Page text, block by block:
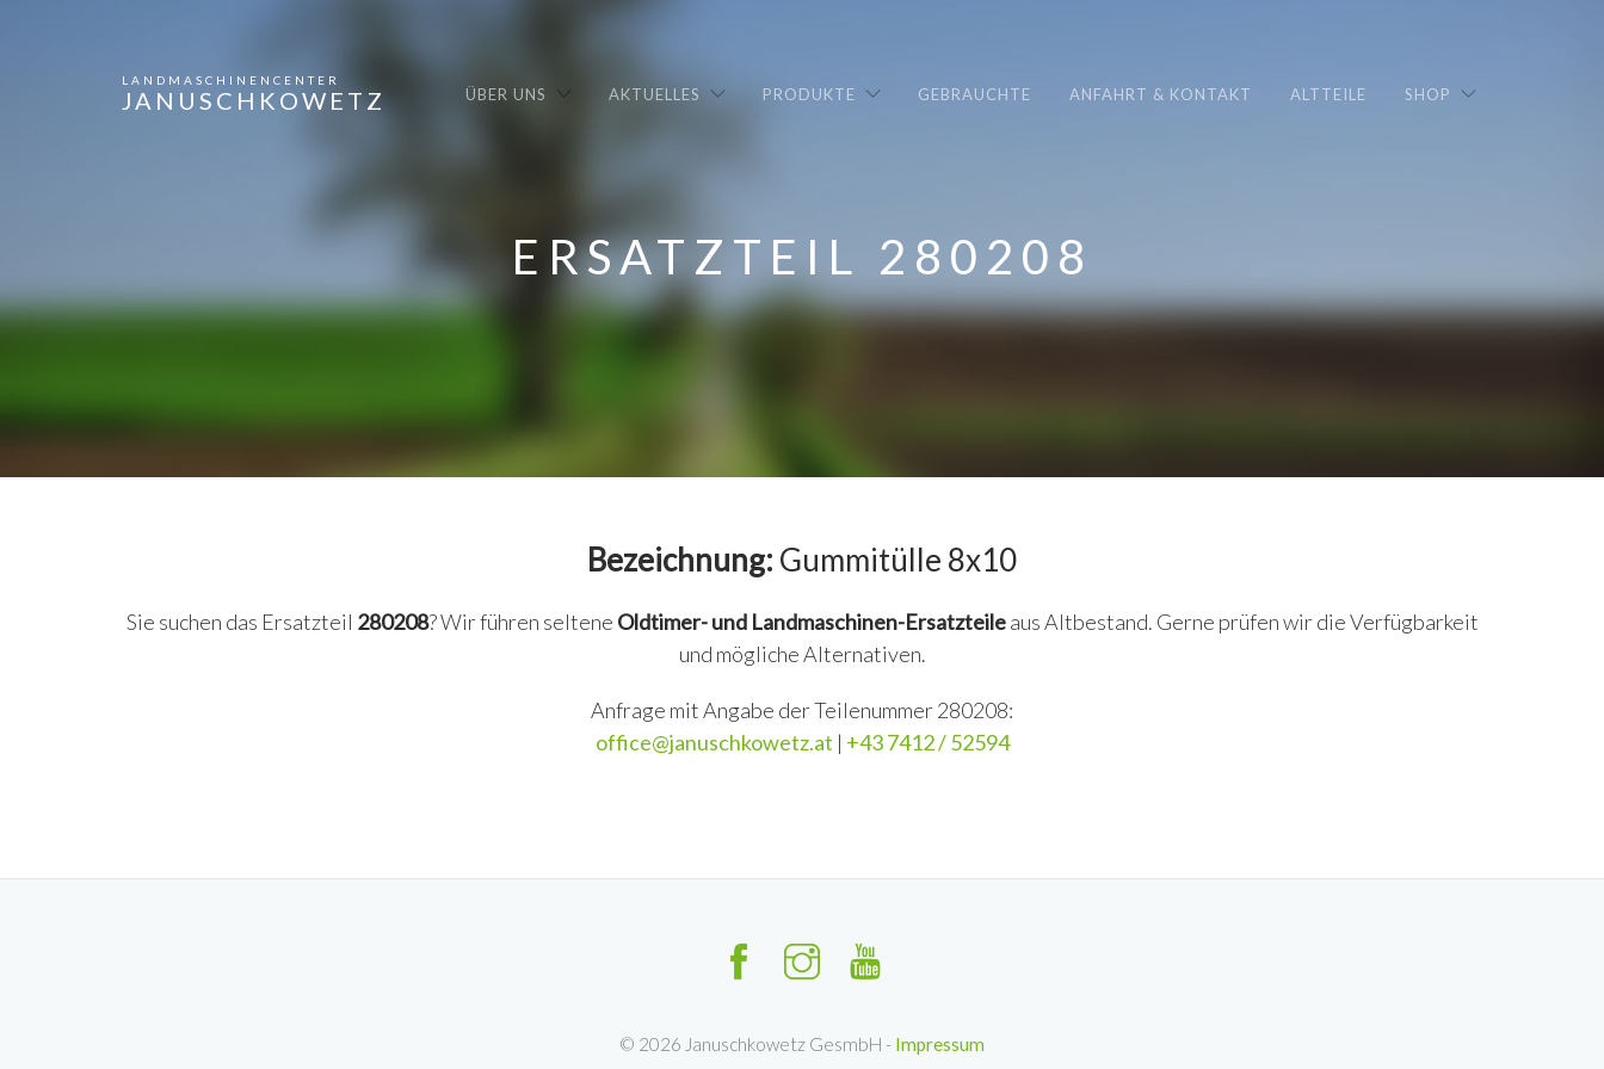
LANDMASCHINENCENTER
JANUSCHKOWETZ ÜBER UNS AKTUELLES PRODUKTE GEBRAUCHTE ANFAHRT & KONTAKT ALTTEILE SHOP
ERSATZTEIL 280208
Bezeichnung: Gummitülle 8x10
Sie suchen das Ersatzteil 280208? Wir führen seltene Oldtimer- und Landmaschinen-Ersatzteileaus Altbestand. Gerne prüfen wir die Verfügbarkeit
und mögliche Alternativen.
Anfrage mit Angabe der Teilenummer 280208:
office@januschkowetz.at | +43 7412 / 52594
© 2026 Januschkowetz GesmbH - Impressum